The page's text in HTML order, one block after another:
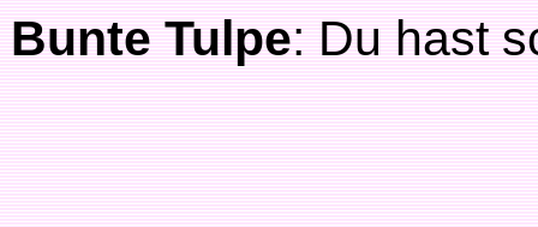
Bunte Tulpe: Du hast